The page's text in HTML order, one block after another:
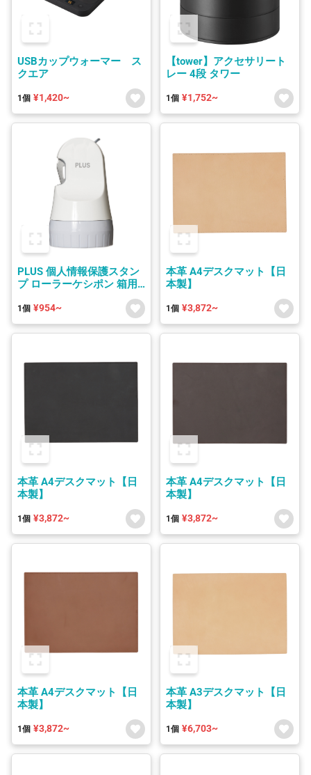
USBカップウォーマー ス
クエア
1個 ¥1,420~
【tower】アクセサリート
レー 4段 タワー
1個 ¥1,752~
PLUS 個人情報保護スタン
プ ローラーケシポン 箱用
1個 ¥954~
本革 A4デスクマット【日
本製】
1個 ¥3,872~
本革 A4デスクマット【日
本製】
1個 ¥3,872~
本革 A4デスクマット【日
本製】
1個 ¥3,872~
本革 A4デスクマット【日
本製】
1個 ¥3,872~
本革 A3デスクマット【日
本製】
1個 ¥6,703~